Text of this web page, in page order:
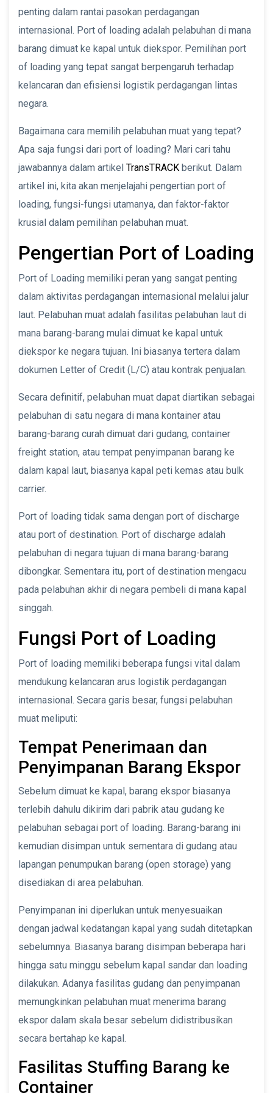
penting dalam rantai pasokan perdagangan
internasional. Port of loading adalah pelabuhan di mana
barang dimuat ke kapal untuk diekspor. Pemilihan port
of loading yang tepat sangat berpengaruh terhadap
kelancaran dan efisiensi logistik perdagangan lintas
negara.
Bagaimana cara memilih pelabuhan muat yang tepat?
Apa saja fungsi dari port of loading? Mari cari tahu
jawabannya dalam artikel TransTRACK berikut. Dalam
artikel ini, kita akan menjelajahi pengertian port of
loading, fungsi-fungsi utamanya, dan faktor-faktor
krusial dalam pemilihan pelabuhan muat.
Pengertian Port of Loading
Port of Loading memiliki peran yang sangat penting
dalam aktivitas perdagangan internasional melalui jalur
laut. Pelabuhan muat adalah fasilitas pelabuhan laut di
mana barang-barang mulai dimuat ke kapal untuk
diekspor ke negara tujuan. Ini biasanya tertera dalam
dokumen Letter of Credit (L/C) atau kontrak penjualan.
Secara definitif, pelabuhan muat dapat diartikan sebagai
pelabuhan di satu negara di mana kontainer atau
barang-barang curah dimuat dari gudang, container
freight station, atau tempat penyimpanan barang ke
dalam kapal laut, biasanya kapal peti kemas atau bulk
carrier.
Port of loading tidak sama dengan port of discharge
atau port of destination. Port of discharge adalah
pelabuhan di negara tujuan di mana barang-barang
dibongkar. Sementara itu, port of destination mengacu
pada pelabuhan akhir di negara pembeli di mana kapal
singgah.
Fungsi Port of Loading
Port of loading memiliki beberapa fungsi vital dalam
mendukung kelancaran arus logistik perdagangan
internasional. Secara garis besar, fungsi pelabuhan
muat meliputi:
Tempat Penerimaan dan
Penyimpanan Barang Ekspor
Sebelum dimuat ke kapal, barang ekspor biasanya
terlebih dahulu dikirim dari pabrik atau gudang ke
pelabuhan sebagai port of loading. Barang-barang ini
kemudian disimpan untuk sementara di gudang atau
lapangan penumpukan barang (open storage) yang
disediakan di area pelabuhan.
Penyimpanan ini diperlukan untuk menyesuaikan
dengan jadwal kedatangan kapal yang sudah ditetapkan
sebelumnya. Biasanya barang disimpan beberapa hari
hingga satu minggu sebelum kapal sandar dan loading
dilakukan. Adanya fasilitas gudang dan penyimpanan
memungkinkan pelabuhan muat menerima barang
ekspor dalam skala besar sebelum didistribusikan
secara bertahap ke kapal.
Fasilitas Stuffing Barang ke
Container